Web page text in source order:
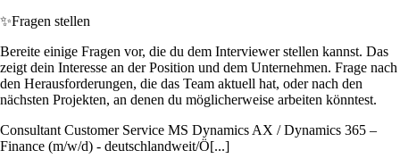
✨Fragen stellen
Bereite einige Fragen vor, die du dem Interviewer stellen kannst. Das
zeigt dein Interesse an der Position und dem Unternehmen. Frage nach
den Herausforderungen, die das Team aktuell hat, oder nach den
nächsten Projekten, an denen du möglicherweise arbeiten könntest.
Consultant Customer Service MS Dynamics AX / Dynamics 365 –
Finance (m/w/d) - deutschlandweit/Ö[...]